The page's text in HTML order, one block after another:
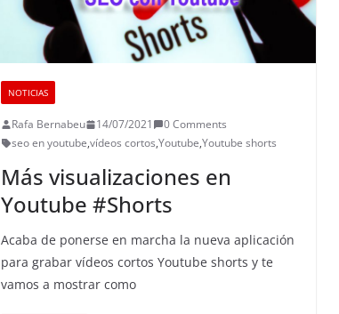
NOTICIAS
Rafa Bernabeu 14/07/2021
0 Comments
seo en youtube,vídeos cortos,Youtube,Youtube shorts
Más visualizaciones en
Youtube #Shorts
Acaba de ponerse en marcha la nueva aplicación
para grabar vídeos cortos Youtube shorts y te
vamos a mostrar como